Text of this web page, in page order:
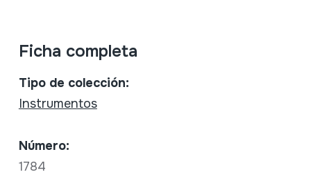
Ficha completa
Tipo de colección:
Instrumentos
Número:
1784